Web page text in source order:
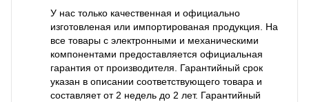
У нас только качественная и официально
изготовленая или импортированая продукция. На
все товары с электронными и механическими
компонентами предоставляется официальная
гарантия от производителя. Гарантийный срок
указан в описании соответствующего товара и
составляет от 2 недель до 2 лет. Гарантийный